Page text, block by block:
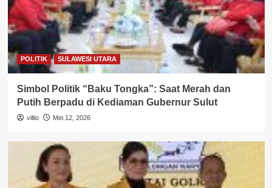
POLITIK SULAWESI UTARA
Simbol Politik “Baku Tongka”: Saat Merah dan
Putih Berpadu di Kediaman Gubernur Sulut
villio Mei 12, 2026